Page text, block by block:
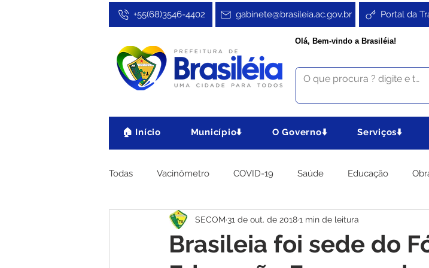
Portal da
gabinete@brasileia.ac.gov.br
+55(68)3546-4402
Olá, Bem-vindo a Brasiléia!
🏠 Início Município⬇️ O Governo⬇️ Serviços⬇️
Todas Vacinômetro COVID-19 Saúde Educação
Cultura, Festa e Esporte No Gabinete Agricultura e Produção
Brasileia foi sede do
SECOM 31 de out. de 20181 min de leitura